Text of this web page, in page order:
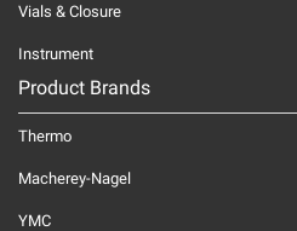
Vials & Closure
Instrument
Product Brands
Thermo
Macherey-Nagel
YMC